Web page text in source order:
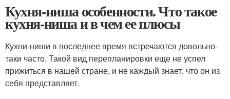
Кухня-ниша особенности. Что такое
кухня-ниша и в чем ее плюсы
Кухни-ниши в последнее время встречаются довольно-
таки часто. Такой вид перепланировки еще не успел
прижиться в нашей стране, и не каждый знает, что он из
себя представляет.